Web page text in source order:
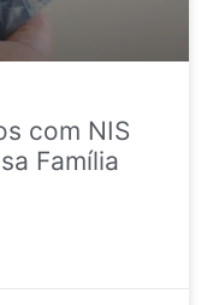
com NIS
Família